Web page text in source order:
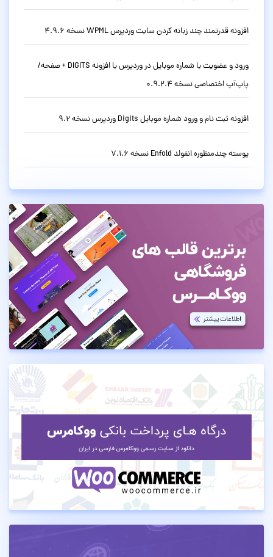
افزونه قدرتمند چند زبانه کردن سایت وردپرس WPML نسخه 4.9.6
ورود و عضویت با شماره موبایل در وردپرس با افزونه DIGITS + صفحه/
پاپ‌آپ اختصاصی نسخه 0.9.2.4
افزونه ثبت نام و ورود شماره موبایل Digits وردپرس نسخه 9.2
پوسته چندمنظوره انفولد Enfold نسخه 7.1.6